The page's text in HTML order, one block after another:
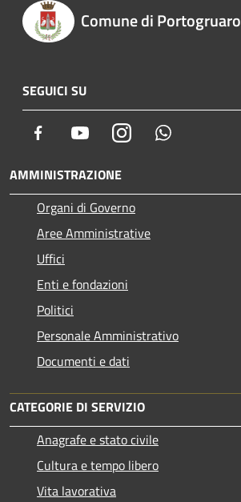
Comune di Portogruaro
SEGUICI SU
Facebook YoutubeInstagram
AMMINISTRAZIONE
Organi di Governo
Aree Amministrative
Uffici
Enti e fondazioni
Politici
Personale Amministrativo
Documenti e dati
CATEGORIE DI SERVIZIO
Anagrafe e stato civile
Cultura e tempo libero
Vita lavorativa